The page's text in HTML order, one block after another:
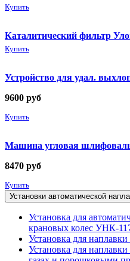
Купить
Каталитический фильтр
Купить
Устройство для удал.
9600 руб
Купить
Машина угловая
8470 руб
Купить
Установки автоматической
Установка для
крановых колес УНК-
Установка для
Установка для